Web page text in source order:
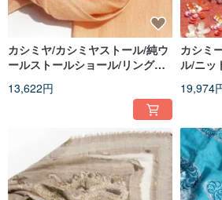
カシミヤ/カシミヤストール/純ウ
ールストールショール/リングシ
13,622円
カシミ
ル/ニッ
19,974